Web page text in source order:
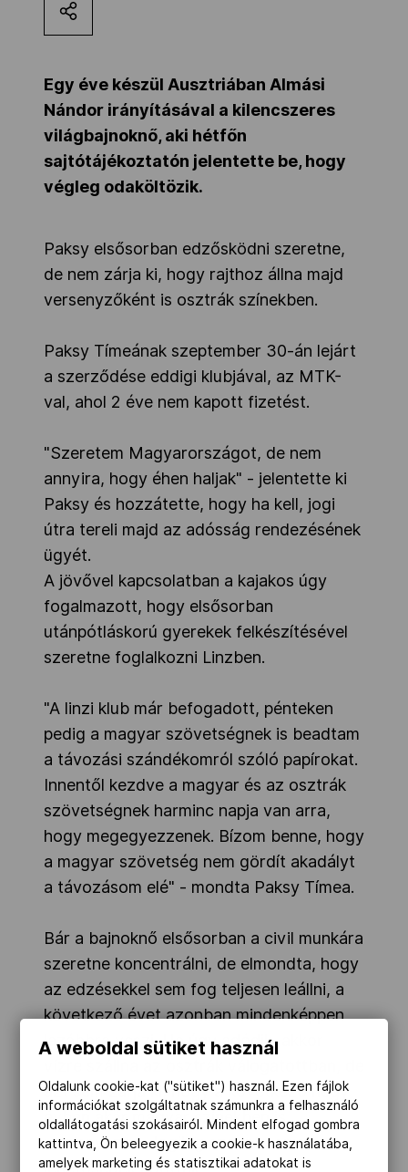
Kettőskarrier-program
NOB
Társszervezetek
Adatbank
Egy éve készül Ausztriában Almási
Nándor irányításával a kilencszeres
világbajnoknő, aki hétfőn
sajtótájékoztatón jelentette be, hogy
végleg odaköltözik.
Paksy elsősorban edzősködni szeretne,
de nem zárja ki, hogy rajthoz állna majd
versenyzőként is osztrák színekben.
Paksy Tímeának szeptember 30-án lejárt
a szerződése eddigi klubjával, az MTK-
val, ahol 2 éve nem kapott fizetést.
"Szeretem Magyarországot, de nem
annyira, hogy éhen haljak" - jelentette ki
Paksy és hozzátette, hogy ha kell, jogi
útra tereli majd az adósság rendezésének
ügyét.
A jövővel kapcsolatban a kajakos úgy
fogalmazott, hogy elsősorban
utánpótláskorú gyerekek felkészítésével
szeretne foglalkozni Linzben.
"A linzi klub már befogadott, pénteken
pedig a magyar szövetségnek is beadtam
a távozási szándékomról szóló papírokat.
Innentől kezdve a magyar és az osztrák
szövetségnek harminc napja van arra,
hogy megegyezzenek. Bízom benne, hogy
a magyar szövetség nem gördít akadályt
a távozásom elé" - mondta Paksy Tímea.
Bár a bajnoknő elsősorban a civil munkára
szeretne koncentrálni, de elmondta, hogy
az edzésekkel sem fog teljesen leállni, a
következő évet azonban mindenképpen
lazábbra veszi. Ha úgy adódik, akkor
azt sem zárja ki, hogy a következő négy
évben akár magyar színekben is
versenyezne. Jogilag szerinte erre a
lehetőségek adottak.
A weboldal sütiket használ
Oldalunk cookie-kat ("sütiket") használ. Ezen fájlok
információkat szolgáltatnak számunkra a felhasználó
oldallátogatási szokásairól. Mindent elfogad gombra
kattintva, Ön beleegyezik a cookie-k használatába,
amelyek marketing és statisztikai adatokat is